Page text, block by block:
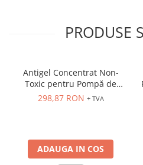
PRODUSE
Antigel Concentrat Non-
Toxic pentru Pompă de
Căldură și Instalații Termice
298,87 RON + TVA
ADAUGA IN COS